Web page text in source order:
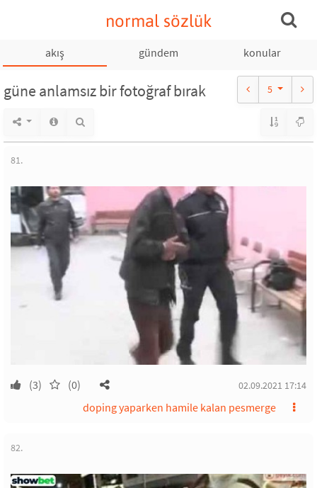
normal sözlük
akış gündem konular
güne anlamsız bir fotoğraf bırak 5
81.
(3) (0) 02.09.2021 17:14
doping yaparken hamile kalan pesmerge
82.